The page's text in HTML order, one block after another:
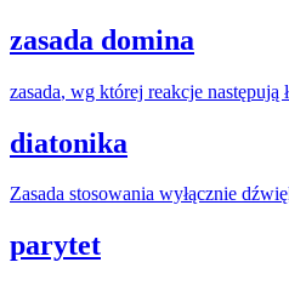
zasada domina
zasada, wg której reakcje następują
diatonika
Zasada stosowania wyłącznie
parytet